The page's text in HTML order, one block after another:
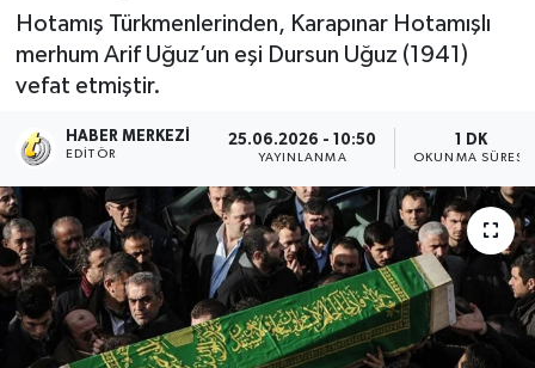
Hotamış Türkmenlerinden, Karapınar Hotamışlı
merhum Arif Uğuz’un eşi Dursun Uğuz (1941)
vefat etmiştir.
HABER MERKEZI
EDITÖR
25.06.2026 - 10:50
YAYINLANMA
1 DK
OKUNMA SÜRESI